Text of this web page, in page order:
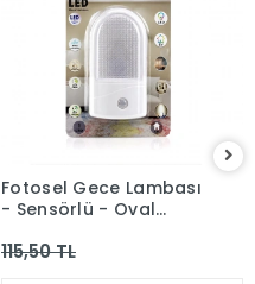
Fotosel Gece Lambası
- Sensörlü - Oval
115,50 TL